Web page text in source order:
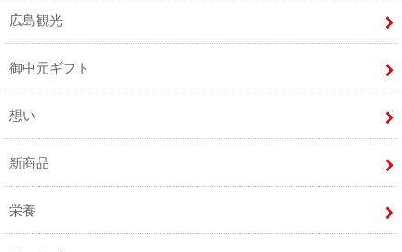
広島観光
御中元ギフト
想い
新商品
栄養